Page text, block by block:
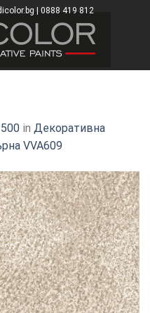
| 0888 419 812
in Декоративна
VVA609